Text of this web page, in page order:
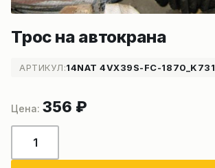
Трос на автокрана
АРТИКУЛ:14NAT 4VX39S-FC-1870_K731
356 ₽
товара